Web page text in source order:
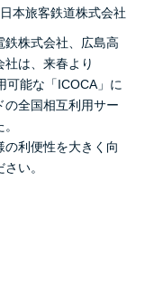
本旅客鉄道株式会社
株式会社、広島高
は、来春より
可能な「ICOCA」に
の全国相互利用サー
利便性を大きく向
い。